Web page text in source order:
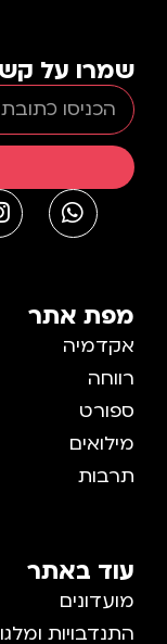
אתר
באתר
ומלגות
על קשר